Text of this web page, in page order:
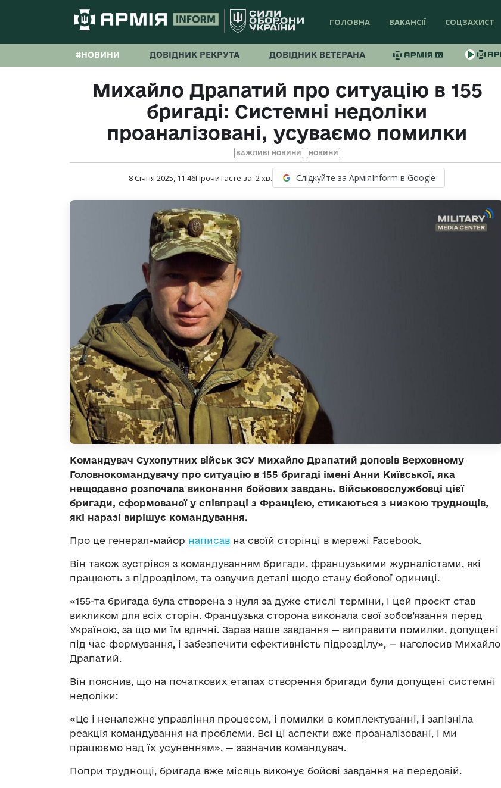
ГОЛОВНА ВАКАНСІЇ СОЦЗАХИСТ
#НОВИНИ ДОВІДНИК РЕКРУТА ДОВІДНИК ВЕТЕРАНА
Михайло Драпатий про ситуацію в 155
бригаді: Системні недоліки
проаналізовані, усуваємо помилки
ВАЖЛИВІ НОВИНИ НОВИНИ
8 Січня 2025, 11:46Прочитаєте за: 2хв. Слідкуйте за АрміяInform в Google
Командувач Сухопутних військ ЗСУ Михайло Драпатий доповів Верховному
Головнокомандувачу про ситуацію в 155 бригаді імені Анни Київської, яка
нещодавно розпочала виконання бойових завдань. Військовослужбовці цієї
бригади, сформованої у співпраці з Францією, стикаються з низкою труднощів,
які наразі вирішує командування.
Про це генерал-майор написав на своїй сторінці в мережі Facebook.
Він також зустрівся з командуванням бригади, французькими журналістами, які
працюють з підрозділом, та озвучив деталі щодо стану бойової одиниці.
«155-та бригада була створена з нуля за дуже стислі терміни, і цей проєкт став
викликом для всіх сторін. Французька сторона виконала свої зобов’язання перед
Україною, за що ми їм вдячні. Зараз наше завдання — виправити помилки, допущені
під час формування, і забезпечити ефективність підрозділу», — наголосив Михайло
Драпатий.
Він пояснив, що на початкових етапах створення бригади були допущені системні
недоліки:
«Це і неналежне управління процесом, і помилки в комплектуванні, і запізніла
реакція командування на проблеми. Всі ці аспекти вже проаналізовані, і ми
працюємо над їх усуненням», — зазначив командувач.
Попри труднощі, бригада вже місяць виконує бойові завдання на передовій.